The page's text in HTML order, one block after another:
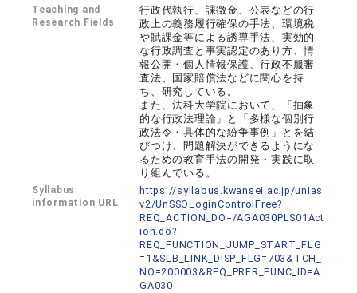
Teaching and
Research Fields
行政代執行、課徴金、公表などの行
政上の義務履行確保の手法、環境税
や賦課金等による誘導手法、実効的
な行政調査と事実認定のあり方、情
報公開・個人情報保護、行政不服審
査法、国家賠償法などに関心を持
ち、研究している。
また、法科大学院において、「抽象
的な行政法理論」と「多様な個別行
政法令・具体的な紛争事例」とを結
びつけ、問題解決ができるようにな
るための教育手法の開発・実践に取
り組んでいる。
Syllabus
information URL
https://syllabus.kwansei.ac.jp/unias
v2/UnSSOLoginControlFree?
REQ_ACTION_DO=/AGA030PLS01Act
ion.do?
REQ_FUNCTION_JUMP_START_FLG
=1&SLB_LINK_DISP_FLG=703&TCH_
NO=200003&REQ_PRFR_FUNC_ID=A
GA030